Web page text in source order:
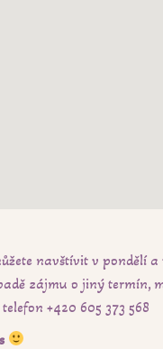
navštívit v pondělí a
zájmu o jiný termín,
+420 605 373 568